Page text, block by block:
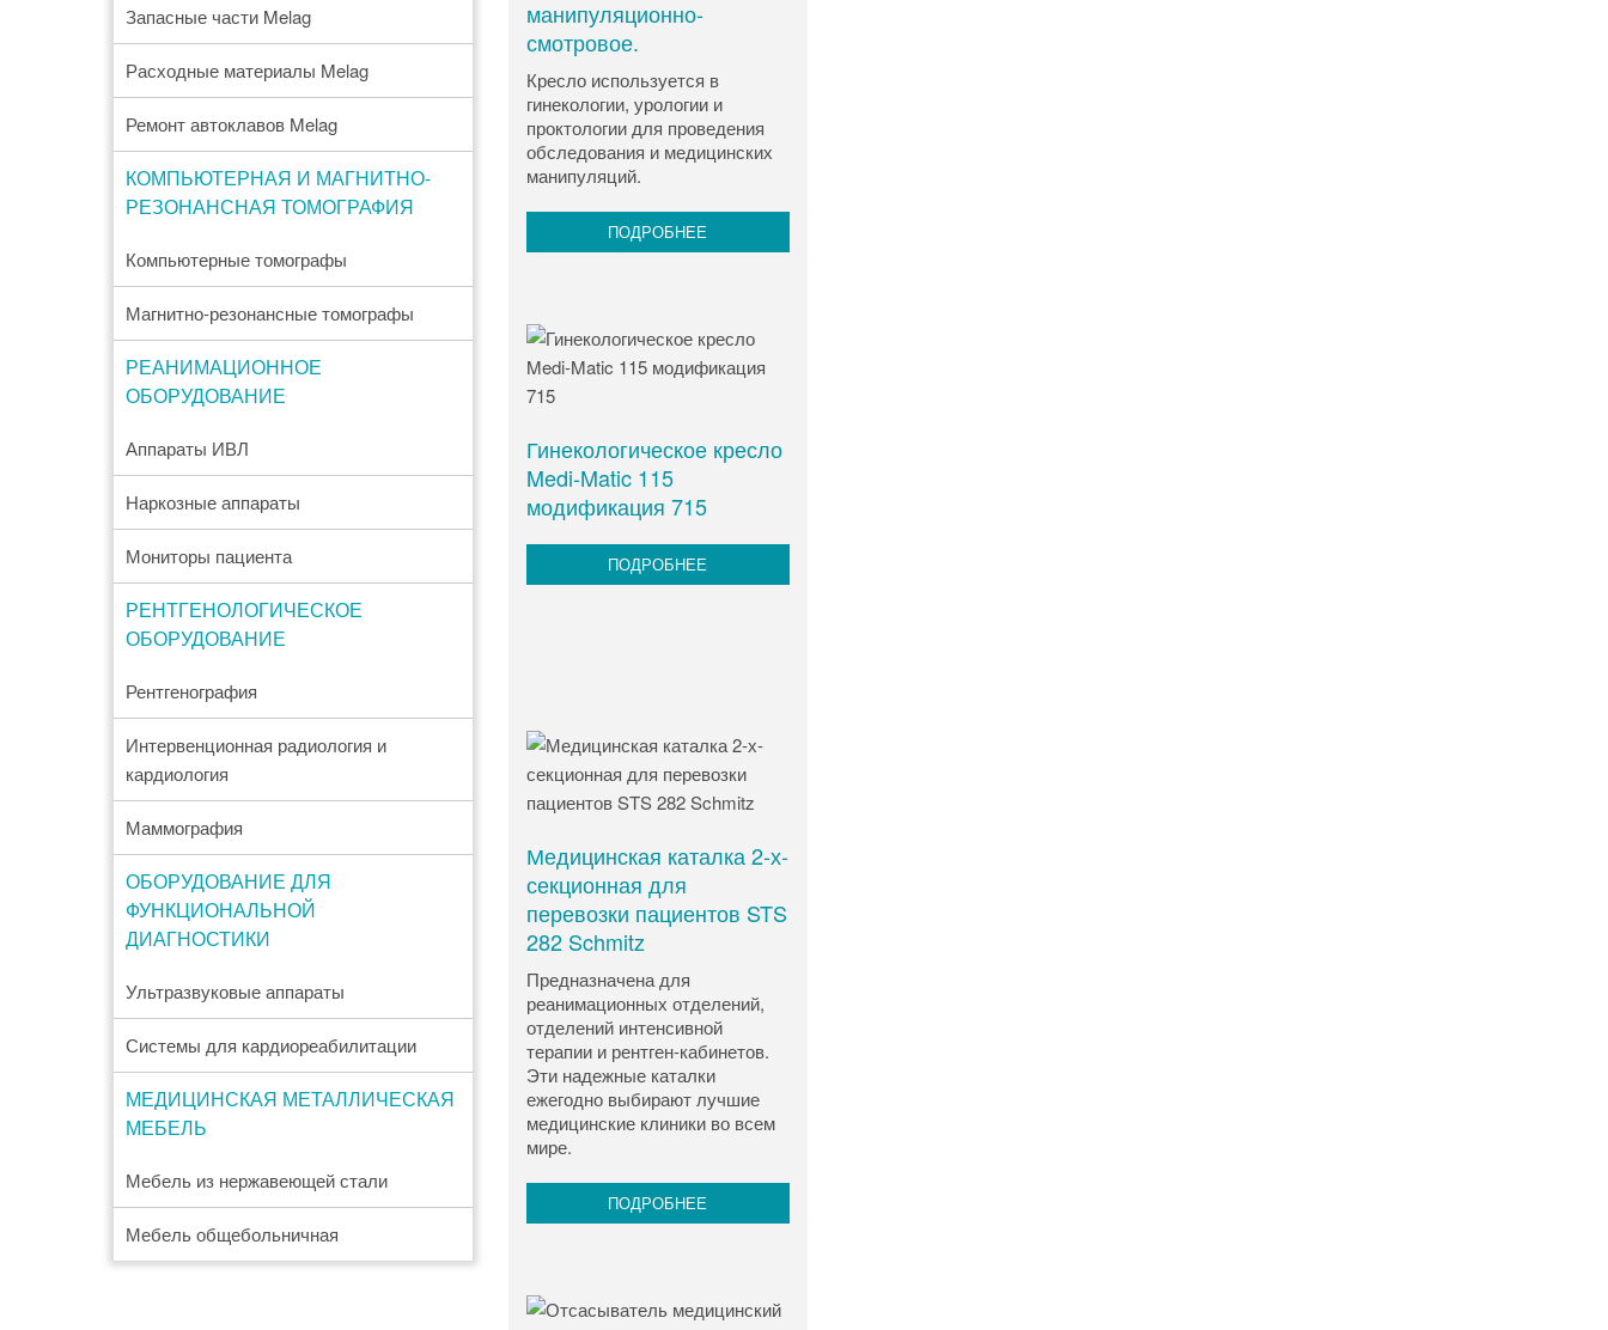
Запасные части Melag
Расходные материалы Melag
Ремонт автоклавов Melag
КОМПЬЮТЕРНАЯ И МАГНИТНО-
РЕЗОНАНСНАЯ ТОМОГРАФИЯ
Компьютерные томографы
Магнитно-резонансные томографы
РЕАНИМАЦИОННОЕ
ОБОРУДОВАНИЕ
Аппараты ИВЛ
Наркозные аппараты
Мониторы пациента
РЕНТГЕНОЛОГИЧЕСКОЕ
ОБОРУДОВАНИЕ
Рентгенография
Интервенционная радиология и
кардиология
Маммография
ОБОРУДОВАНИЕ ДЛЯ
ФУНКЦИОНАЛЬНОЙ
ДИАГНОСТИКИ
Ультразвуковые аппараты
Системы для кардиореабилитации
МЕДИЦИНСКАЯ МЕТАЛЛИЧЕСКАЯ
МЕБЕЛЬ
Мебель из нержавеющей стали
Мебель общебольничная
манипуляционно-
смотровое.
Кресло используется в
гинекологии, урологии и
проктологии для проведения
обследования и медицинских
манипуляций.
ПОДРОБНЕЕ
Гинекологическое кресло
Medi-Matic 115
модификация 715
ПОДРОБНЕЕ
Медицинская каталка 2-х-
секционная для
перевозки пациентов STS
282 Schmitz
Предназначена для
реанимационных отделений,
отделений интенсивной
терапии и рентген-кабинетов.
Эти надежные каталки
ежегодно выбирают лучшие
медицинские клиники во всем
мире.
ПОДРОБНЕЕ